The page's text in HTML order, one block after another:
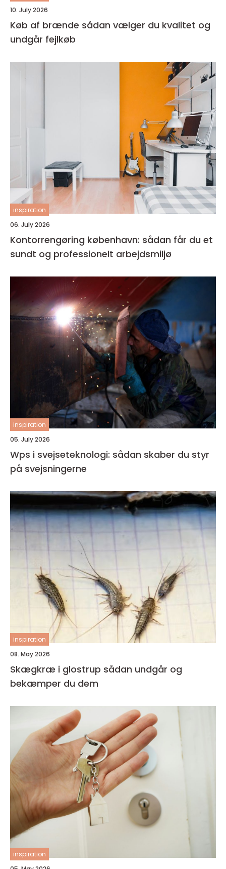
10. July 2026
Køb af brænde sådan vælger du kvalitet og
undgår fejlkøb
inspiration
06. July 2026
Kontorrengøring københavn: sådan får du et
sundt og professionelt arbejdsmiljø
inspiration
05. July 2026
Wps i svejseteknologi: sådan skaber du styr
på svejsningerne
inspiration
08. May 2026
Skægkræ i glostrup sådan undgår og
bekæmper du dem
inspiration